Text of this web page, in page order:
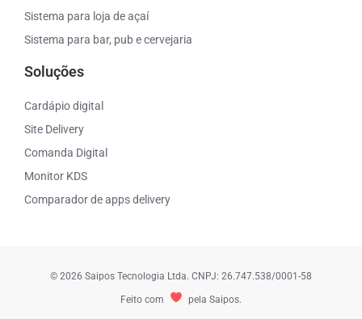
Sistema para loja de açaí
Sistema para bar, pub e cervejaria
Soluções
Cardápio digital
Site Delivery
Comanda Digital
Monitor KDS
Comparador de apps delivery
© 2026 Saipos Tecnologia Ltda. CNPJ: 26.747.538/0001-58
Feito com pela Saipos.